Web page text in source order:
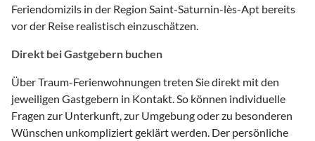
Feriendomizils in der Region Saint-Saturnin-lès-Apt bereits
vor der Reise realistisch einzuschätzen.
Direkt bei Gastgebern buchen
Über Traum-Ferienwohnungen treten Sie direkt mit den
jeweiligen Gastgebern in Kontakt. So können individuelle
Fragen zur Unterkunft, zur Umgebung oder zu besonderen
Wünschen unkompliziert geklärt werden. Der persönliche